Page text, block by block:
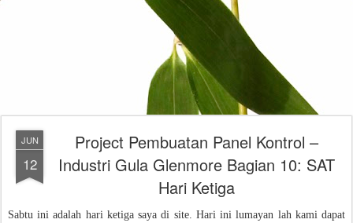
JUN
12
Project Pembuatan Panel Kontrol –
Industri Gula Glenmore Bagian 10: SAT
Hari Ketiga
Sabtu ini adalah hari ketiga saya di site. Hari ini lumayan lah kami dapat